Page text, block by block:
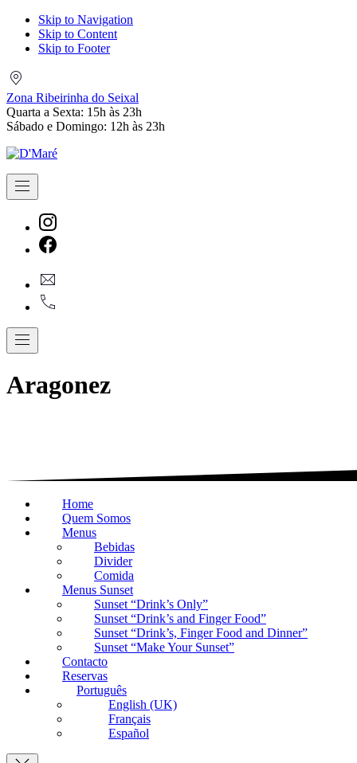
Skip to Navigation
Skip to Content
Skip to Footer
do
Seixal
Zona Ribeirinha do Seixal
Quarta a Sexta: 15h às 23h
Sábado e Domingo: 12h às 23h
Navigation
New
Window
Window
Navigation
Aragonez
Home
Quem Somos
Menus
Bebidas
Divider
Comida
Menus Sunset
Sunset “Drink’s Only”
Sunset “Drink’s and Finger Food”
Sunset “Drink’s, Finger Food and Dinner”
Sunset “Make Your Sunset”
Contacto
Reservas
Português
English (UK)
Français
Español